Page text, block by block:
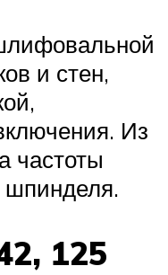
и стен,
Из
частоты
125